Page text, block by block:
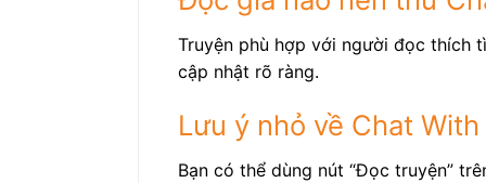
Truyện phù hợp với người đọc thích
cập nhật rõ ràng.
Lưu ý nhỏ về Chat
Bạn có thể dùng nút “Đọc truyện”